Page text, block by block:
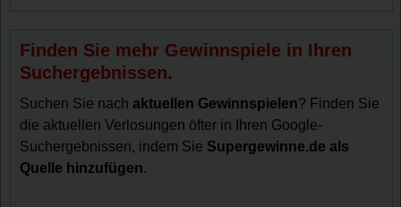
Finden Sie mehr Gewinnspiele in Ihren
Suchergebnissen.
Suchen Sie nachaktuellen Gewinnspielen? Finden Sie
die aktuellen Verlosungen öfter in Ihren Google-
Suchergebnissen, indem Sie Supergewinne.de als
Quelle hinzufügen.